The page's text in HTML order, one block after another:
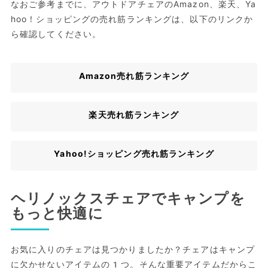
なおご参考までに、アウトドアチェアのAmazon、楽天、Ya
hoo！ショッピングの売れ筋ランキングは、以下のリンクか
ら確認してください。
Amazon売れ筋ランキング
楽天売れ筋ランキング
Yahoo!ショッピング売れ筋ランキング
ヘリノックスチェアでキャンプを
もっと快適に
お気に入りのチェアは見つかりましたか？チェアはキャンプ
に欠かせないアイテムの1つ。そんな重要アイテムだからこ